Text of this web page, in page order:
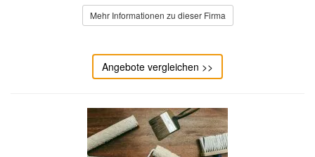
Mehr Informationen zu dieser Firma
Angebote vergleichen >>